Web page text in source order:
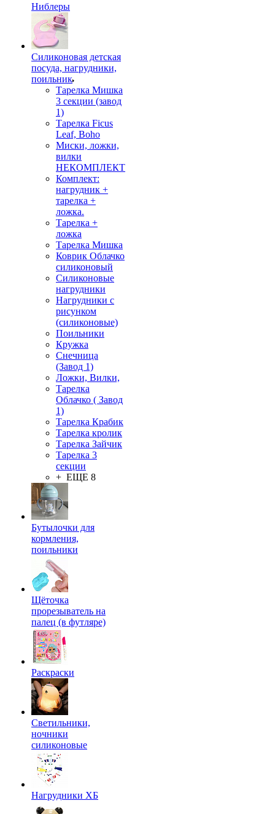
Ниблеры
Силиконовая детская
посуда, нагрудники,
поильник
Тарелка Мишка
3 секции (завод
1)
Тарелка Ficus
Leaf, Boho
Миски, ложки,
вилки
НЕКОМПЛЕКТ
Комплект:
нагрудник +
тарелка +
ложка.
Тарелка +
ложка
Тарелка Мишка
Коврик Облачко
силиконовый
Силиконовые
нагрудники
Нагрудники с
рисунком
(силиконовые)
Поильники
Кружка
Снечница
(Завод 1)
Ложки, Вилки,
Тарелка
Облачко ( Завод
1)
Тарелка Крабик
Тарелка кролик
Тарелка Зайчик
Тарелка 3
секции
+ ЕЩЕ 8
Бутылочки для
кормления,
поильники
Щёточка
прорезыватель на
палец (в футляре)
Раскраски
Светильники,
ночники
силиконовые
Нагрудники ХБ